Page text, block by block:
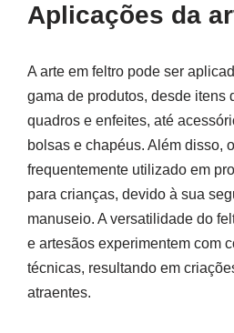
Aplicações da
A arte em feltro pode ser
gama de produtos, desde itens
quadros e enfeites, até
bolsas e chapéus. Além disso,
frequentemente utilizado em
para crianças, devido à sua
manuseio. A versatilidade do
e artesãos experimentem com
técnicas, resultando em
atraentes.